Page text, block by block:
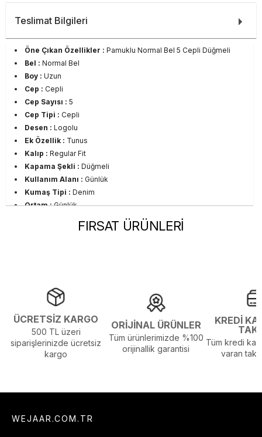
Teslimat Bilgileri
Öne Çıkan Özellikler : Pamuklu Normal Bel 5 Cepli Düğmeli
Bel : Normal Bel
Boy : Uzun
Cep : Cepli
Cep Sayısı : 5
Cep Tipi : Cepli
Desen : Logolu
Ek Özellik : Tunus
Kalıp : Regular Fit
Kapama Şekli : Düğmeli
Kullanım Alanı : Günlük
Kumaş Tipi : Denim
Ortam :Günlük
Yetişkin
FIRSAT ÜRÜNLERİ
ÜCRETSİZ KARGO
500 TL üzeri
siparişlerinizde ücretsiz
kargo
ORİJİNAL ÜRÜNLER
Tüm ürünlerimizde %100
orijinallik garantisi
KREDİ
Tüm kredi
varan
WEJAAR.COM.TR